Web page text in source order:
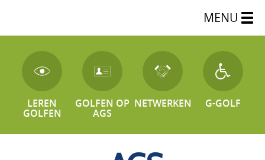
MENU
LEREN
GOLFEN
GOLFEN OP
AGS
NETWERKEN G-GOLF